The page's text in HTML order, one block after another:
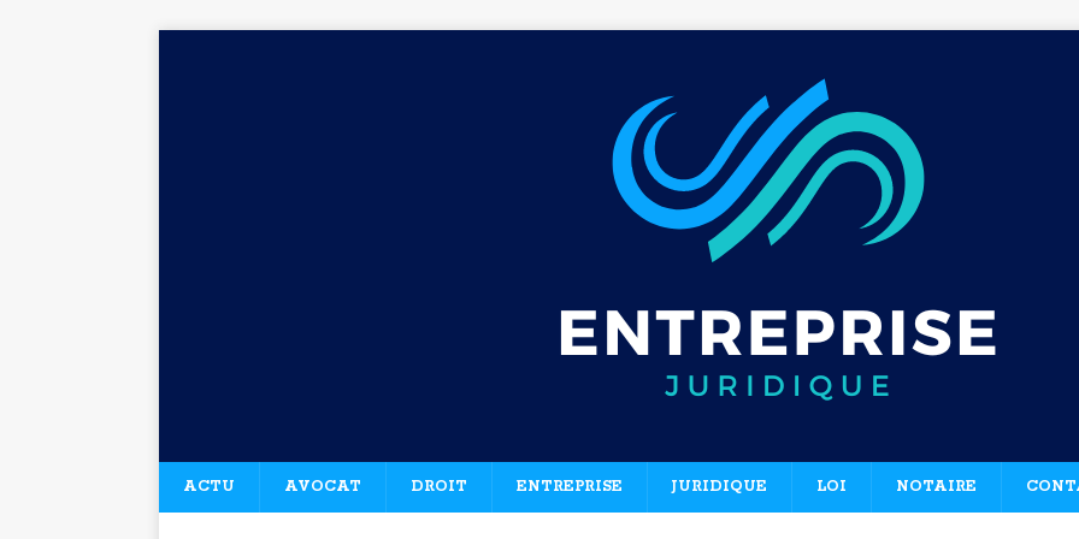
ACTU AVOCAT DROIT ENTREPRISE JURIDIQUE LOI NOTAIRE